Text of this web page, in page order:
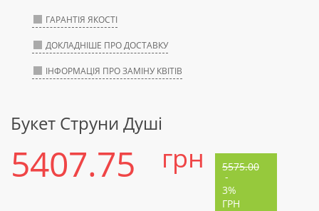
ГАРАНТІЯ ЯКОСТІ
ДОКЛАДНІШЕ ПРО ДОСТАВКУ
ІНФОРМАЦІЯ ПРО ЗАМІНУ КВІТІВ
Букет Струни Душі
5407.75 грн 5575.00
-
3%
ГРН